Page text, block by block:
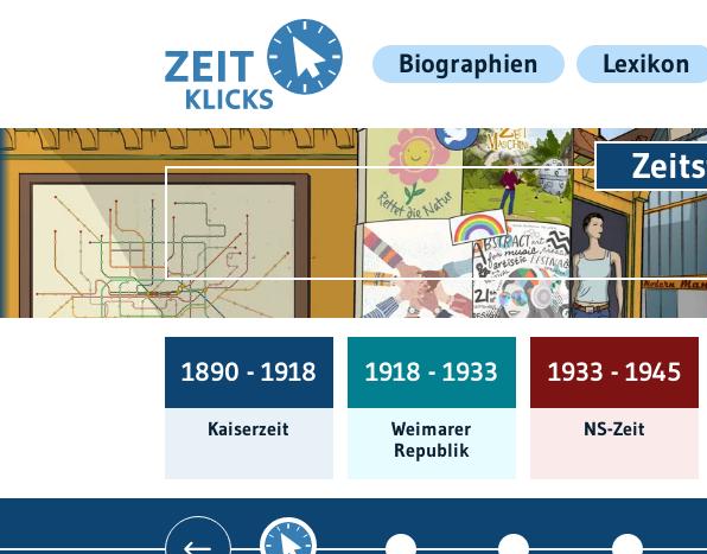
Biographien Lexikon
1890 - 1918
Kaiserzeit
1918 - 1933
Weimarer
Republik
1933 - 1945
NS-Zeit